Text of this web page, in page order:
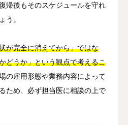
帰後もそのスケジュールを守れ
う。
が完全に消えてから」ではな
どうか」という観点で考えるこ
の雇用形態や業務内容によって
ため、必ず担当医に相談の上で